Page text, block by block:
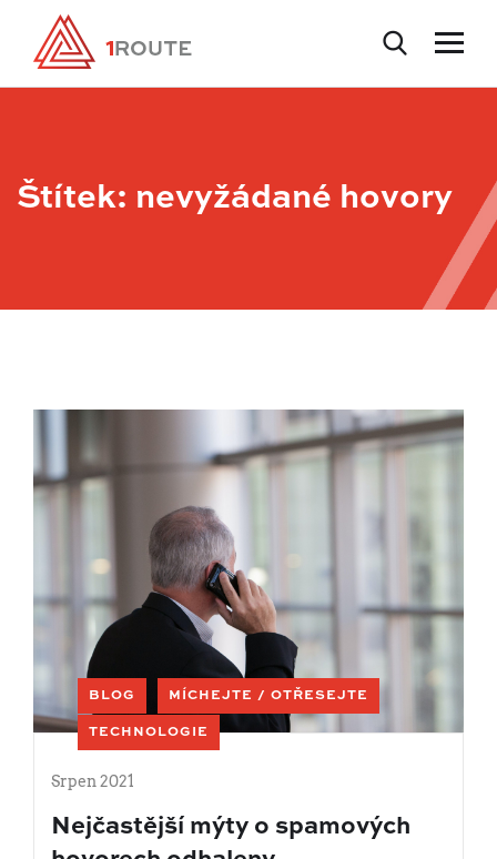
Štítek: nevyžádané hovory
BLOG MÍCHEJTE / OTŘESEJTE
TECHNOLOGIE
Srpen 2021
Nejčastější mýty o spamových